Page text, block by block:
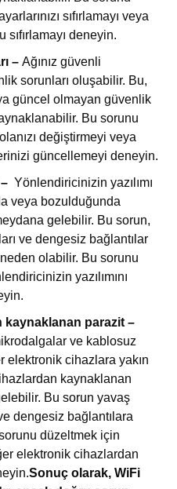
sıfırlamayı veya
deneyin.
– Ağınız güvenli
sorunları oluşabilir. Bu,
güncel olmayan güvenlik
Bu sorunu
değiştirmeyi veya
güncellemeyi deneyin.
Yönlendiricinizin yazılımı
veya bozulduğunda
gelebilir. Bu sorun,
ve dengesiz bağlantılar
olabilir. Bu sorunu
yazılımını
kaynaklanan parazit –
ve kablosuz
elektronik cihazlara yakın
kaynaklanan
Bu sorun yavaş
dengesiz bağlantılara
düzeltmek için
elektronik cihazlardan
Sonuç olarak, WiFi